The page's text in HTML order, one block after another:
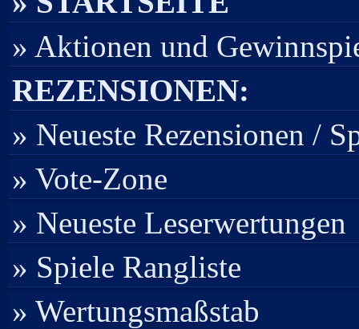
» Aktionen und
REZENSIONEN:
» Neueste Rezensionen /
» Vote-Zone
» Neueste Leserwertungen
» Spiele Rangliste
» Wertungsmaßstab